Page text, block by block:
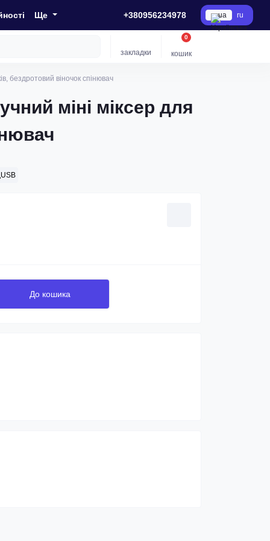
Ще +380956234978 ua ru
закладки кошик
0
бездротовий віночок спінювач
міні міксер для
До кошика